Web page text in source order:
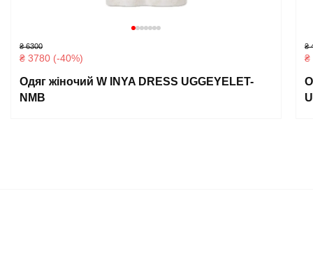
₴ 6300
₴ 3780 (-40%)
Одяг жіночий W INYA DRESS UGGEYELET-
NMB
₴
₴